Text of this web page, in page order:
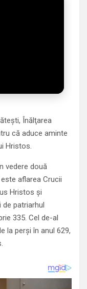
Înălţarea
că aduce aminte
Hristos.
vedere două
aflarea Crucii
Hristos şi
de patriarhul
335. Cel de-al
la perşi în anul 629,